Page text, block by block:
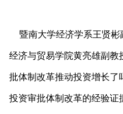
暨南大学经济学系王贤彬
经济与贸易学院黄亮雄副教
批体制改革推动投资增长
投资审批体制改革的经验证